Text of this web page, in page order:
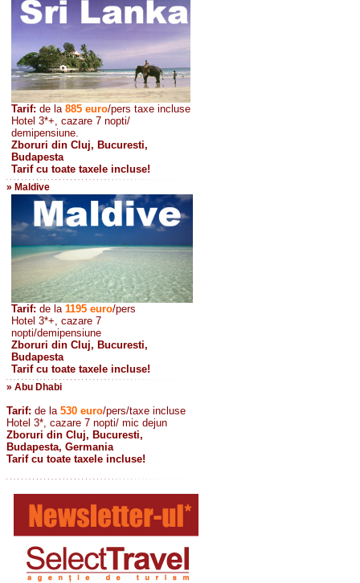
Tarif: de la 885 euro/pers taxe incluse
Hotel 3*+, cazare 7 nopti/
demipensiune.
Zboruri din Cluj, Bucuresti,
Budapesta
Tarif cu toate taxele incluse!
» Maldive
Tarif: de la 1195 euro/pers
Hotel 3*+, cazare 7
nopti/demipensiune
Zboruri din Cluj, Bucuresti,
Budapesta
Tarif cu toate taxele incluse!
» Abu Dhabi
Tarif: de la 530 euro/pers/taxe incluse
Hotel 3*, cazare 7 nopti/ mic dejun
Zboruri din Cluj, Bucuresti,
Budapesta, Germania
Tarif cu toate taxele incluse!